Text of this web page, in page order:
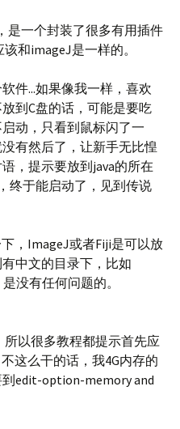
是一个封装了很多有用插件
和imageJ是一样的。
件...如果像我一样，喜欢
到C盘的话，可能是要吃
动，只看到鼠标闪了一
有然后了，让新手无比惶
，提示要放到java的所在
终于能启动了，见到传说
，ImageJ或者Fiji是可以放
中文的目录下，比如
没有任何问题的。
以很多教程都提示首先应
这么干的话，我4G内存的
edit-option-memory and